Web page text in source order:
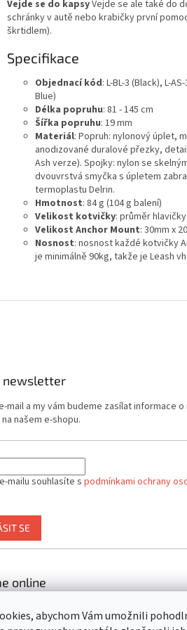
abychom Vám umožnili
Vejde se do kapsyVejde se ale také do
schránky v autě nebo krabičky první
škrtidlem).
Specifikace
Objednací kód: L-BL-3 (Black), L-
Blue)
Délka popruhu: 81 - 145 cm
Šířka popruhu: 19 mm
Materiál: Popruh: nylonový úplet,
anodizované duralové přezky,
Ash verze). Spojky: nylon se
dvouvrstvá smyčka s úpletem
termoplastu Delrin.
Hmotnost: 84 g (104 g balení)
Velikost kotvičky: průměr
Velikost Anchor Mount: 30mm x
Nosnost: nosnost každé kotvičky
je minimálně 90kg, takže je Leash
newsletter
mail a my vám budeme zasílat informace o
našem e-shopu.
mailu souhlasíte s podmínkami ochrany
SE
online